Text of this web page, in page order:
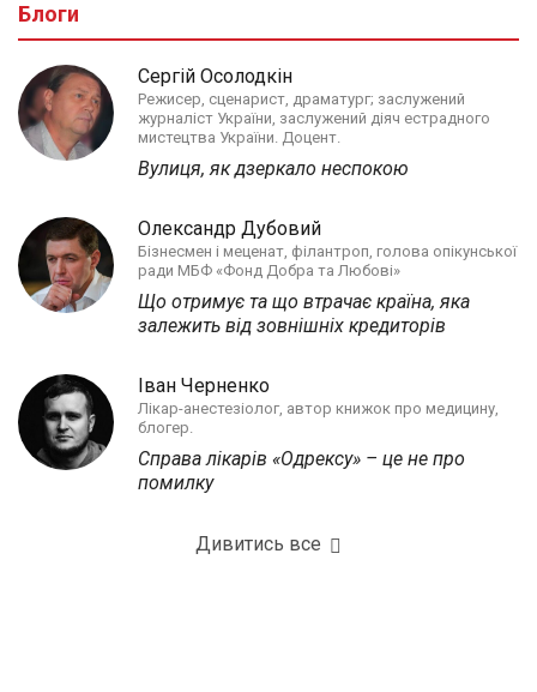
Блоги
Сергій Осолодкін
Режисер, сценарист, драматург; заслужений
журналіст України, заслужений діяч естрадного
мистецтва України. Доцент.
Вулиця, як дзеркало неспокою
Олександр Дубовий
Бізнесмен і меценат, філантроп, голова опікунської
ради МБФ «Фонд Добра та Любові»
Що отримує та що втрачає країна, яка
залежить від зовнішніх кредиторів
Іван Черненко
Лікар-анестезіолог, автор книжок про медицину,
блогер.
Справа лікарів «Одрексу» – це не про
помилку
Дивитись все